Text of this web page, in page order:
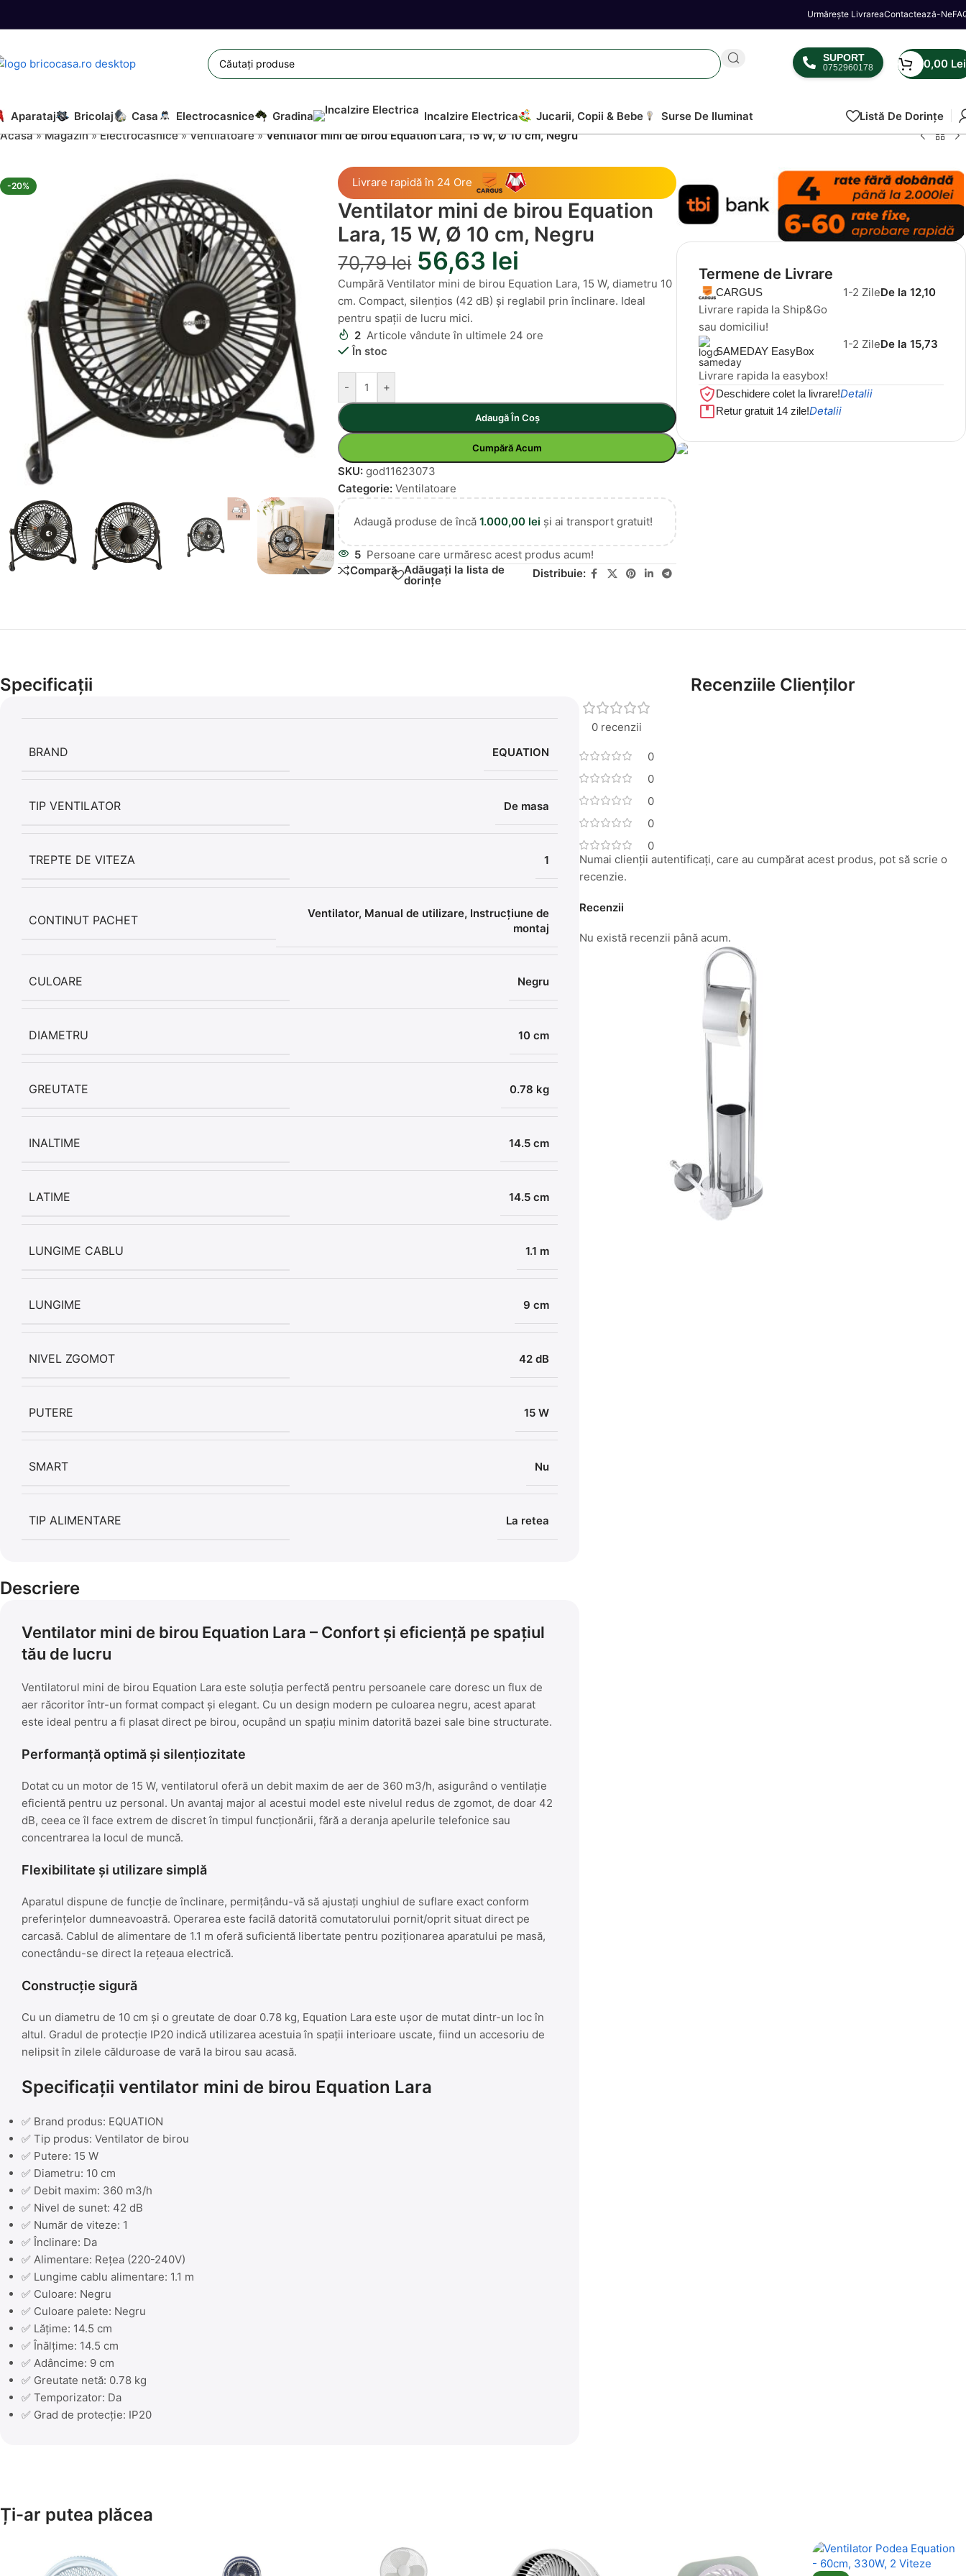
Urmărește LivrareaContactează-Ne
SUPORT
0752960178 0,00 Lei
Aparataj Bricolaj Casa Electrocasnice Gradina Incalzire Electrica Jucarii, Copii & Bebe Surse De Iluminat
Listă De Dorințe
Acasă»Magazin»Electrocasnice»Ventilatoare»Ventilator mini de birou Equation Lara, 15 W, Ø 10 cm, Negru
-20% Livrare rapidă în 24 Ore
Ventilator mini de birou Equation
Lara, 15 W, Ø 10 cm, Negru
70,79lei 56,63 lei
Cumpără Ventilator mini de birou Equation Lara, 15 W, diametru 10
cm. Compact, silențios (42 dB) și reglabil prin înclinare. Ideal
pentru spații de lucru mici.
2 Articole vândute în ultimele 24 ore
În stoc
- +
Adaugă În Coș
Cumpără Acum
SKU:god11623073
Categorie: Ventilatoare
Adaugă produse de încă1.000,00 lei și ai transport gratuit!
5 Persoane care urmăresc acest produs acum!
Compară Adăugați la lista de
dorințe Distribuie:
Termene de Livrare
CARGUS
Livrare rapida la Ship&Go
sau domiciliu!
1-2 ZileDe la 12,10
SAMEDAY EasyBox
Livrare rapida la easybox!
1-2 ZileDe la 15,73
Deschidere colet la livrare!Detalii
Retur gratuit 14 zile!Detalii
Specificații
BRAND EQUATION
TIP VENTILATOR De masa
TREPTE DE VITEZA 1
CONTINUT PACHET
Ventilator, Manual de utilizare, Instrucțiune de
montaj
CULOARE Negru
DIAMETRU 10 cm
GREUTATE 0.78 kg
INALTIME 14.5 cm
LATIME 14.5 cm
LUNGIME CABLU 1.1 m
LUNGIME 9 cm
NIVEL ZGOMOT 42 dB
PUTERE 15 W
SMART Nu
TIP ALIMENTARE La retea
Descriere
Ventilator mini de birou Equation Lara – Confort și eficiență pe spațiul
tău de lucru
Ventilatorul mini de birou Equation Lara este soluția perfectă pentru persoanele care doresc un flux de
aer răcoritor într-un format compact și elegant. Cu un design modern pe culoarea negru, acest aparat
este ideal pentru a fi plasat direct pe birou, ocupând un spațiu minim datorită bazei sale bine structurate.
Performanță optimă și silențiozitate
Dotat cu un motor de 15 W, ventilatorul oferă un debit maxim de aer de 360 m3/h, asigurând o ventilație
eficientă pentru uz personal. Un avantaj major al acestui model este nivelul redus de zgomot, de doar 42
dB, ceea ce îl face extrem de discret în timpul funcționării, fără a deranja apelurile telefonice sau
concentrarea la locul de muncă.
Flexibilitate și utilizare simplă
Aparatul dispune de funcție de înclinare, permițându-vă să ajustați unghiul de suflare exact conform
preferințelor dumneavoastră. Operarea este facilă datorită comutatorului pornit/oprit situat direct pe
carcasă. Cablul de alimentare de 1.1 m oferă suficientă libertate pentru poziționarea aparatului pe masă,
conectându-se direct la rețeaua electrică.
Construcție sigură
Cu un diametru de 10 cm și o greutate de doar 0.78 kg, Equation Lara este ușor de mutat dintr-un loc în
altul. Gradul de protecție IP20 indică utilizarea acestuia în spații interioare uscate, fiind un accesoriu de
nelipsit în zilele călduroase de vară la birou sau acasă.
Specificații ventilator mini de birou Equation Lara
✅ Brand produs: EQUATION
✅ Tip produs: Ventilator de birou
✅ Putere: 15 W
✅ Diametru: 10 cm
✅ Debit maxim: 360 m3/h
✅ Nivel de sunet: 42 dB
✅ Număr de viteze: 1
✅ Înclinare: Da
✅ Alimentare: Rețea (220-240V)
✅ Lungime cablu alimentare: 1.1 m
✅ Culoare: Negru
✅ Culoare palete: Negru
✅ Lățime: 14.5 cm
✅ Înălțime: 14.5 cm
✅ Adâncime: 9 cm
✅ Greutate netă: 0.78 kg
✅ Temporizator: Da
✅ Grad de protecție: IP20
Recenziile Clienților
0 recenzii
0
0
0
0
0
Recenzii
Nu există recenzii până acum.
Numai clienții autentificați, care au cumpărat acest produs, pot să scrie o
recenzie.
Ți-ar putea plăcea